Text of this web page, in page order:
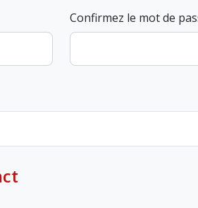
Confirmez le mot de